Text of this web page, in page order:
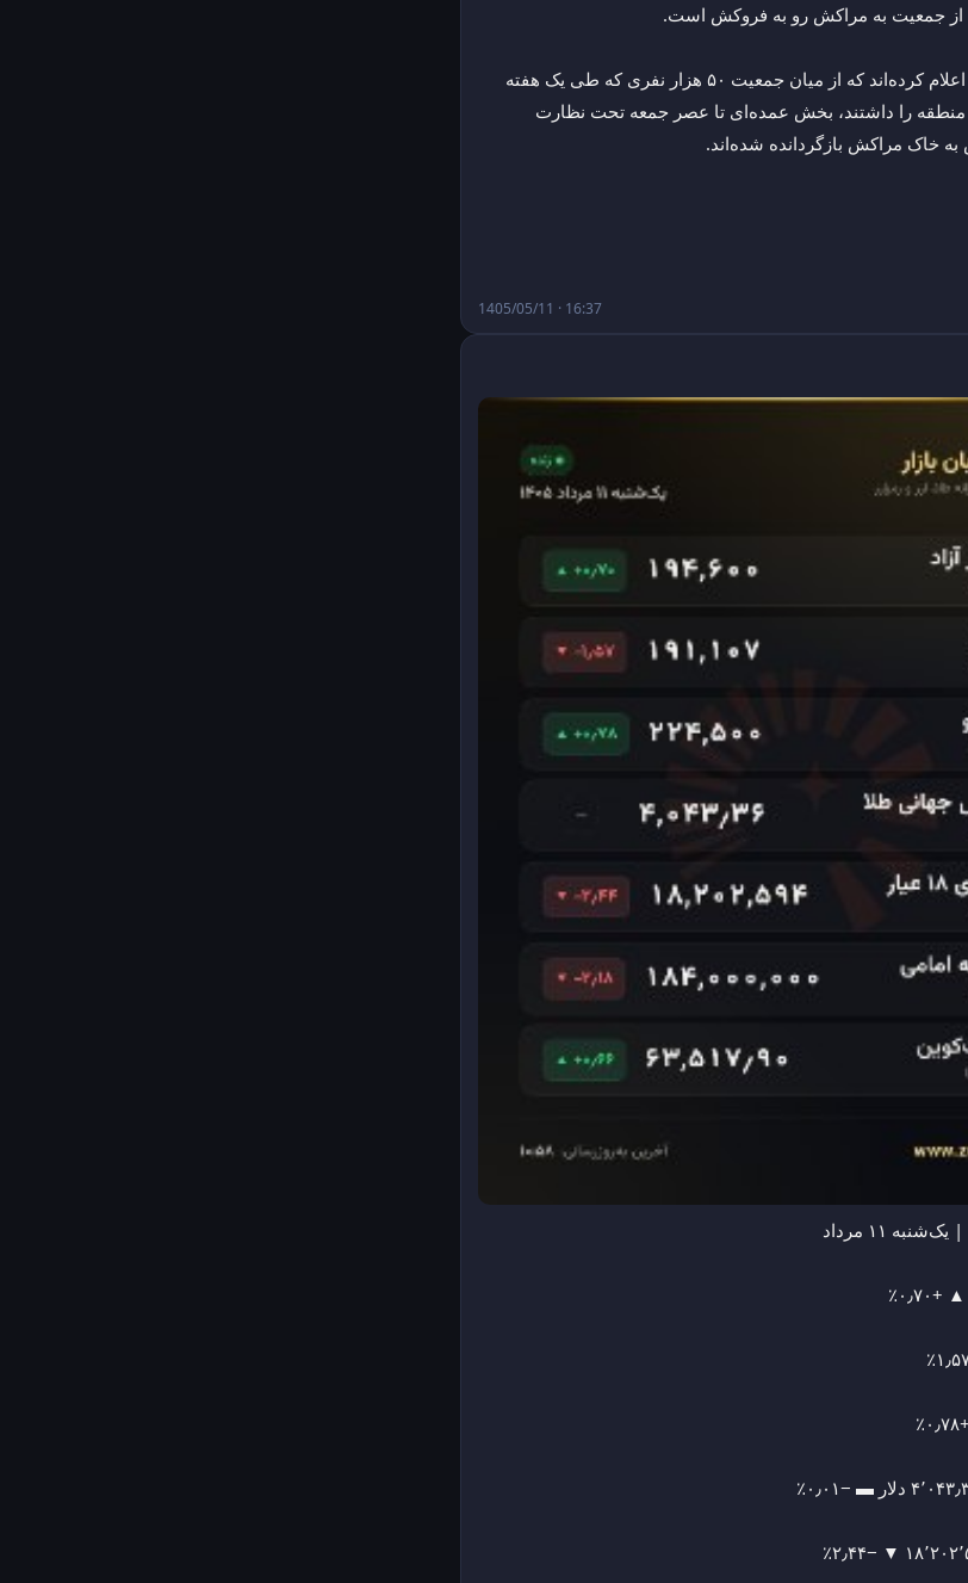
جمعیت به مراکش رو به فروکش است.
خاک مراکش بازگردانده شده‌اند.
1405/05/11 · 16:37
مرداد